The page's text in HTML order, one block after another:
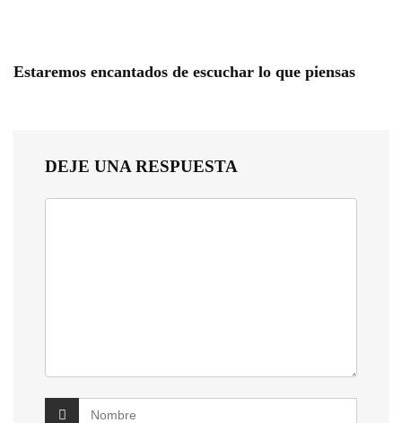
Estaremos encantados de escuchar lo que piensas
DEJE UNA RESPUESTA